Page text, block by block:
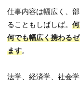
仕事内容は幅広く、
ることもしばしば。
何でも幅広く携わる
ます。
法学、経済学、社会